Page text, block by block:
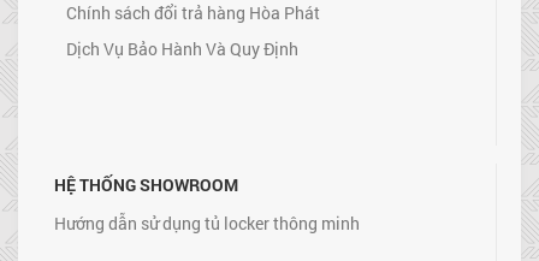
Chính sách đổi trả hàng Hòa Phát
Dịch Vụ Bảo Hành Và Quy Định
HỆ THỐNG SHOWROOM
Hướng dẫn sử dụng tủ locker thông minh